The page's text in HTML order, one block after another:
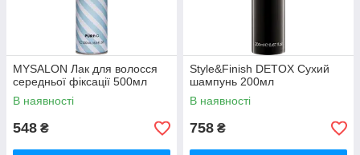
MYSALON Лак для волосся
середньої фіксації 500мл
В наявності
548 ₴
Style&Finish DETOX Сухий
шампунь 200мл
В наявності
758 ₴